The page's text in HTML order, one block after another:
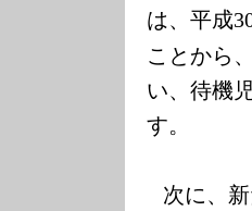
は、平成
ことから
い、待機
す。
次に、